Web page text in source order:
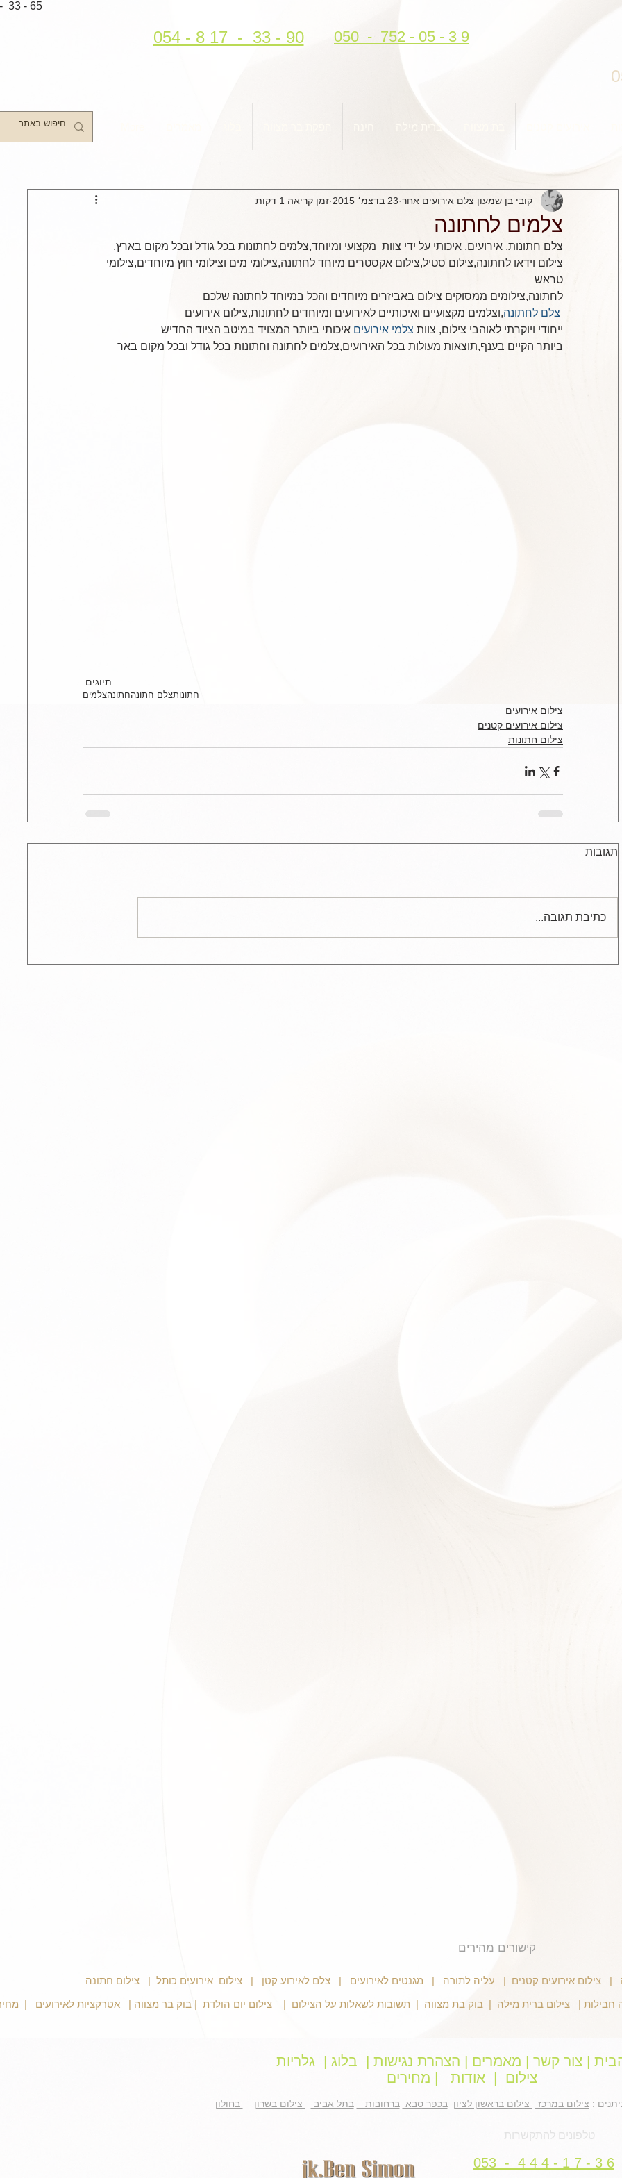
33 - 65
054 - 8 17 - 33 - 90 050 - 752 - 05 - 3 9
צלמים לחתונה
קובי בן שמעון צלם אירועים אחר 23 בדצמ׳ 2015 זמן קריאה 1 דקות
צלם חתונות, אירועים, איכותי על ידי צוות  מקצועי ומיוחד,צלמים לחתונות בכל גודל ובכל מקום בארץ,
צילום וידאו לחתונה,צילום סטיל,צילום אקסטרים מיוחד לחתונה,צילומי מים וצילומי חוץ מיוחדים,צילומי
טראש
לחתונה,צילומים ממסוקים צילום באביזרים מיוחדים והכל במיוחד לחתונה שלכם
צלם לחתונה,וצלמים מקצועיים ואיכותיים לאירועים ומיוחדים לחתונות,צילום אירועים
ייחודי ויוקרתי לאוהבי צילום, צוות צלמי אירועים איכותי ביותר המצויד במיטב הציוד החדיש
ביותר הקיים בענף,תוצאות מעולות בכל האירועים,צלמים לחתונה וחתונות בכל גודל ובכל מקום באר
תיוגים:
חתונותצלם חתונהחתונהצלמים
צילום אירועים
צילום אירועים קטנים
צילום חתונות
תגובות
כתיבת תגובה...
אירוע קטן או חתונה
צילום איכותי לאירועי בת מצווה צילום מקצועי לברית מילה
קישורים מהירים
| צילום אירועים קטנים | עליה לתורה | מגנטים לאירועים | צלם לאירוע קטן |צילום אירועים כותל |
חבילות | צילום ברית מילה | בוק בת מצווה |תשובות לשאלות על הצילום | צילום יום הולדת | בוק בר מצווה |אטרקציות לאירועים |
| צור קשר | מאמרים | הצהרת נגישות | בלוג | גלריות
צילום
| אודות | מחירים
: צילום במרכז צילום בראשון לציון בכפר סבא ברחובות בתל אביב צילום בשרון בחולון
טלפונים להתקשרות
053 - 4 4 4 - 1 7 - 3 6